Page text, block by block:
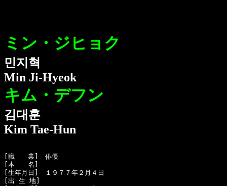
ミン・ジヒョク
민지혁
Min Ji-Hyeok
キム・デフン
김대훈
Kim Tae-Hun
[職　　業]　俳優
[本　　名]
[生年月日]　１９７７年２月４日
[出 生 地]